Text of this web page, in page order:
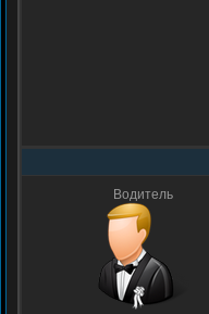
Водитель